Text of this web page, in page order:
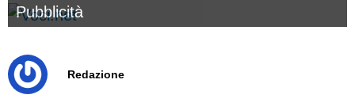
Pubblicità
Redazione